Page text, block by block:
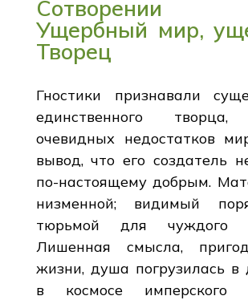
Сотворении
Ущербный мир,
Творец
Гностики признавали
единственного
очевидных недостатков
вывод, что его создатель
по-настоящему добрым.
низменной; видимый
тюрьмой для чуждого
Лишенная смысла,
жизни, душа погрузилась в
в космосе имперского